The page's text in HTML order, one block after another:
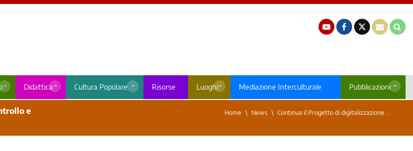
Didattica Cultura Popolare Risorse Luoghi Mediazione Interculturale Pubblicazioni
e
Home News Continua il Progetto di digitalizzazione ...